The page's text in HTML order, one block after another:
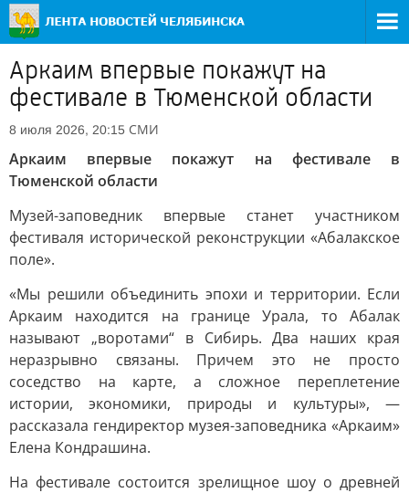
Аркаим впервые покажут на
фестивале в Тюменской области
8 июля 2026, 20:15 СМИ
Аркаим впервые покажут на фестивале в
Тюменской области
Музей-заповедник впервые станет участником
фестиваля исторической реконструкции «Абалакское
поле».
«Мы решили объединить эпохи и территории. Если
Аркаим находится на границе Урала, то Абалак
называют „воротами“ в Сибирь. Два наших края
неразрывно связаны. Причем это не просто
соседство на карте, а сложное переплетение
истории, экономики, природы и культуры», —
рассказала гендиректор музея-заповедника «Аркаим»
Елена Кондрашина.
На фестивале состоится зрелищное шоу о древней